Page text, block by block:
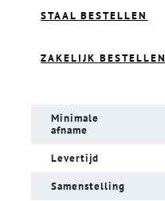
STAAL BESTELLEN
ZAKELIJK BESTELLEN
Minimale
afname
Levertijd
Samenstelling